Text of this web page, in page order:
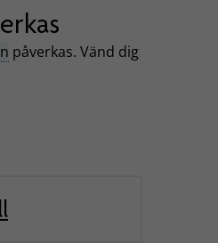
påverkas. Vänd dig